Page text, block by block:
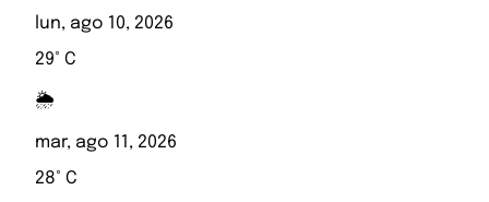
lun, ago 10, 2026
29° C
🌦️
mar, ago 11, 2026
28° C